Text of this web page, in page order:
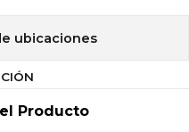
ubicaciones
Producto